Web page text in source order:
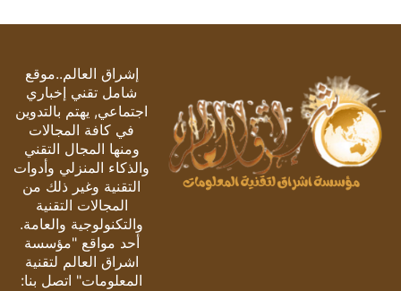
إشراق العالم..موقع
شامل تقني إخباري
اجتماعي, يهتم بالتدوين
في كافة المجالات
ومنها المجال التقني
والذكاء المنزلي وأدوات
التقنية وغير ذلك من
المجالات التقنية
والتكنولوجية والعامة.
أحد مواقع "مؤسسة
اشراق العالم لتقنية
المعلومات" اتصل بنا: